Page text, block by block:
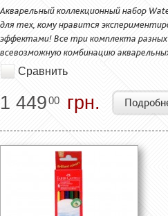
Акварельный коллекционный набор
для тех, кому нравится
эффектами! Все три комплекта
всевозможную комбинацию
Сравнить
1 44900 грн.